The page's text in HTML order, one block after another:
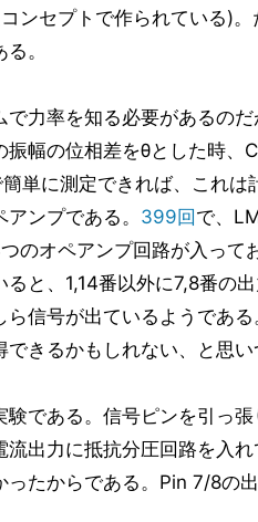
ンセプトで作られている)。
。
で力率を知る必要があるの
振幅の位相差をθとした時、
単に測定できれば、これは
ンプである。 399回 で、
のオペアンプ回路が入って
と、1,14番以外に7,8番の
信号が出ているようであ
きるかもしれない、と思い
験である。信号ピンを引っ
出力に抵抗分圧回路を入
たからである。Pin 7/8の出